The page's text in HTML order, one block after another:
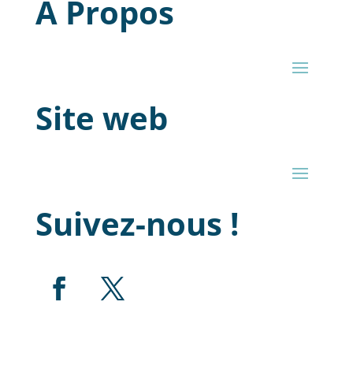
À Propos
Site web
Suivez-nous !